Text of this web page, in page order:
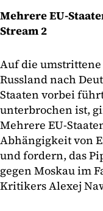
Mehrere EU-
Stream 2
Auf die umstrittene
Russland nach
Staaten vorbei
unterbrochen ist,
Mehrere EU-
Abhängigkeit von
und fordern, das
gegen Moskau im
Kritikers Alexej